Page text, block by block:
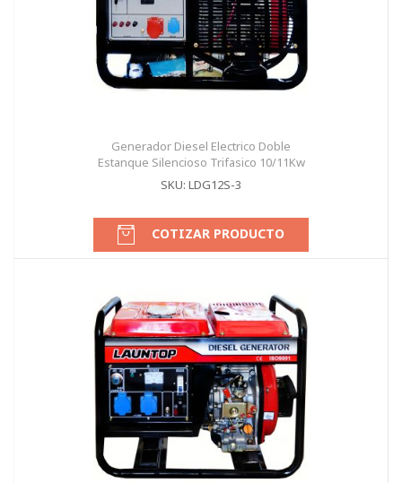
Generador Diesel Electrico Doble
Estanque Silencioso Trifasico 10/11Kw
SKU: LDG12S-3
COTIZAR PRODUCTO